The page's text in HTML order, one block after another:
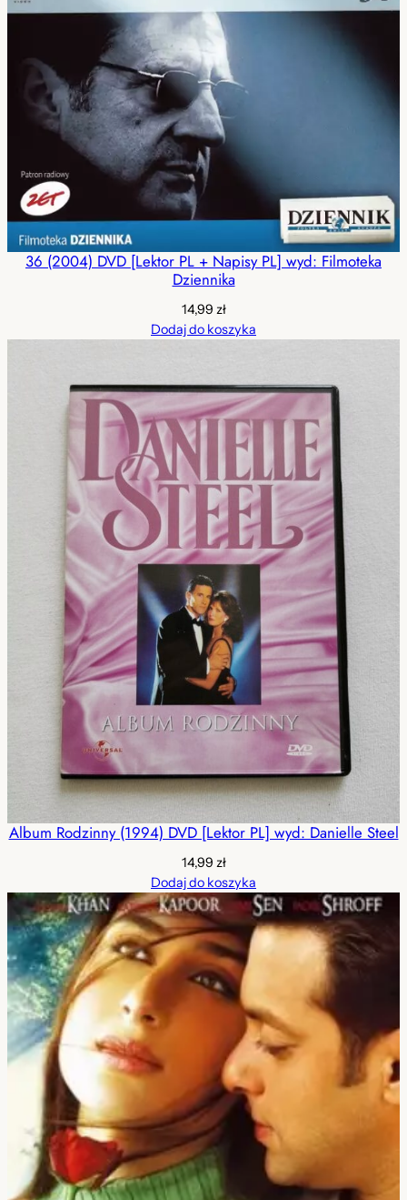
36 (2004) DVD [Lektor PL + Napisy PL] wyd: Filmoteka
Dziennika
14,99 zł
Dodaj do koszyka
Album Rodzinny (1994) DVD [Lektor PL] wyd: Danielle Steel
14,99 zł
Dodaj do koszyka